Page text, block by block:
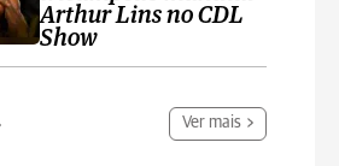
Arthur Lins no CDL
Show
Ver mais